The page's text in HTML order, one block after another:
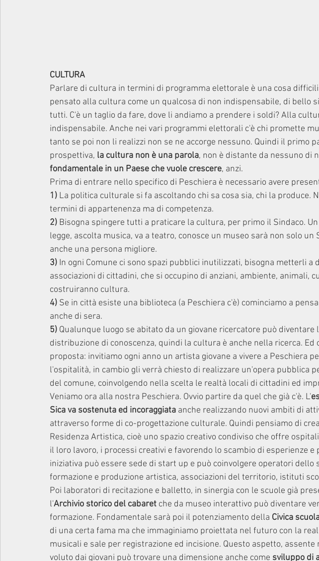
CULTURA
Parlare di cultura in termini di programma elettorale è una cosa
pensato alla cultura come un qualcosa di non indispensabile, di bello
tutti. C'è un taglio da fare, dove li andiamo a prendere i soldi? Alla
indispensabile. Anche nei vari programmi elettorali c'è chi promette
tanto se poi non li realizzi non se ne accorge nessuno. Quindi il primo
prospettiva, la cultura non è una parola, non è distante da nessuno di
fondamentale in un Paese che vuole crescere, anzi.
Prima di entrare nello specifico di Peschiera è necessario avere
1) La politica culturale si fa ascoltando chi sa cosa sia, chi la produce.
termini di appartenenza ma di competenza.
2) Bisogna spingere tutti a praticare la cultura, per primo il Sindaco.
legge, ascolta musica, va a teatro, conosce un museo sarà non solo un
anche una persona migliore.
3) In ogni Comune ci sono spazi pubblici inutilizzati, bisogna metterli a
associazioni di cittadini, che si occupino di anziani, ambiente, animali,
costruiranno cultura.
4) Se in città esiste una biblioteca (a Peschiera c'è) cominciamo a
anche di sera.
5) Qualunque luogo se abitato da un giovane ricercatore può diventare
distribuzione di conoscenza, quindi la cultura è anche nella ricerca. Ed
proposta: invitiamo ogni anno un artista giovane a vivere a Peschiera
l'ospitalità, in cambio gli verrà chiesto di realizzare un'opera pubblica
del comune, coinvolgendo nella scelta le realtà locali di cittadini ed
Veniamo ora alla nostra Peschiera. Ovvio partire da quel che già c'è. L'
Sica va sostenuta ed incoraggiata anche realizzando nuovi ambiti di
attraverso forme di co-progettazione culturale. Quindi pensiamo di
Residenza Artistica, cioè uno spazio creativo condiviso che offre
il loro lavoro, i processi creativi e favorendo lo scambio di esperienze
iniziativa può essere sede di start up e può coinvolgere operatori dello
formazione e produzione artistica, associazioni del territorio, istituti
Poi laboratori di recitazione e balletto, in sinergia con le scuole già
l'Archivio storico del cabaret che da museo interattivo può diventare
formazione. Fondamentale sarà poi il potenziamento della Civica
di una certa fama ma che immaginiamo proiettata nel futuro con la
musicali e sale per registrazione ed incisione. Questo aspetto,
voluto dai giovani può trovare una dimensione anche come sviluppo di